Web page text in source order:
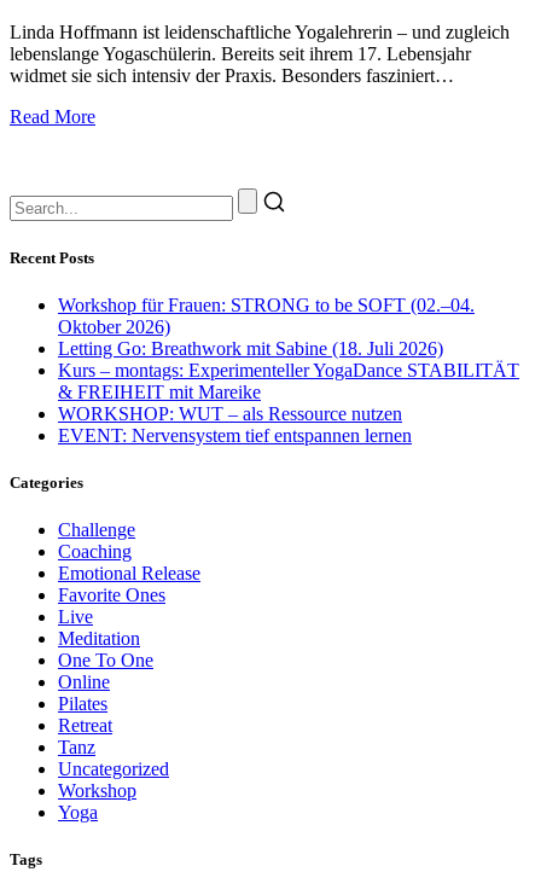
Linda Hoffmann ist leidenschaftliche Yogalehrerin – und zugleich
lebenslange Yogaschülerin. Bereits seit ihrem 17. Lebensjahr
widmet sie sich intensiv der Praxis. Besonders fasziniert…
Read More
Recent Posts
Workshop für Frauen: STRONG to be SOFT (02.–04.
Oktober 2026)
Letting Go: Breathwork mit Sabine (18. Juli 2026)
Kurs – montags: Experimenteller YogaDance STABILITÄT
& FREIHEIT mit Mareike
WORKSHOP: WUT – als Ressource nutzen
EVENT: Nervensystem tief entspannen lernen
Categories
Challenge
Coaching
Emotional Release
Favorite Ones
Live
Meditation
One To One
Online
Pilates
Retreat
Tanz
Uncategorized
Workshop
Yoga
Tags